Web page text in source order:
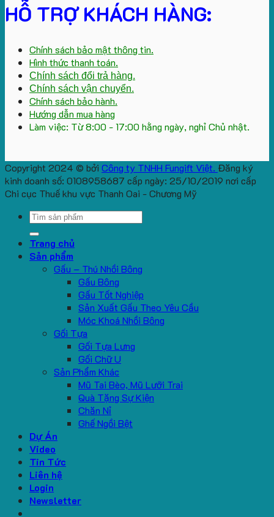
HỖ TRỢ KHÁCH HÀNG:
Chính sách bảo mật thông tin.
Hình thức thanh toán.
Chính sách đổi trả hàng.
Chính sách vận chuyển.
Chính sách bảo hành.
Hướng dẫn mua hàng
Làm việc: Từ 8:00 - 17:00 hằng ngày, nghỉ Chủ nhật.
Copyright 2024 © bởi Công ty TNHH Fungift Việt. Đăng ký
kinh doanh số: 0108958687 cấp ngày: 25/10/2019 nơi cấp
Chi cục Thuế khu vực Thanh Oai - Chương Mỹ
Search
Trang chủ
Sản phẩm
Gấu – Thú Nhồi Bông
Gấu Bông
Gấu Tốt Nghiệp
Sản Xuất Gấu Theo Yêu Cầu
Móc Khoá Nhồi Bông
Gối Tựa
Gối Tựa Lưng
Gối Chữ U
Sản Phẩm Khác
Mũ Tai Bèo, Mũ Lưỡi Trai
Quà Tặng Sự Kiện
Chăn Nỉ
Ghế Ngồi Bệt
Dự Án
Video
Tin Tức
Liên hệ
Login
Newsletter